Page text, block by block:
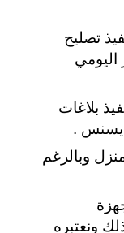
تصليح
بلاغات
.
وبالرغم
ونعتبره